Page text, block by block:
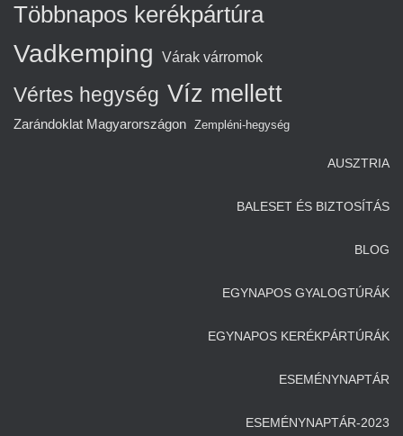
Többnapos kerékpártúra
Vadkemping Várak várromok
Vértes hegység Víz mellett
Zarándoklat Magyarországon Zempléni-hegység
AUSZTRIA
BALESET ÉS BIZTOSÍTÁS
BLOG
EGYNAPOS GYALOGTÚRÁK
EGYNAPOS KERÉKPÁRTÚRÁK
ESEMÉNYNAPTÁR
ESEMÉNYNAPTÁR-2023